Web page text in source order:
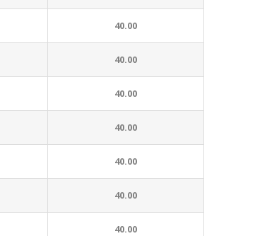
40.00
40.00
40.00
40.00
40.00
40.00
40.00